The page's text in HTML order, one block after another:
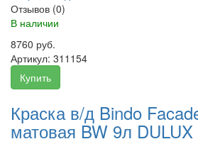
Отзывов (0)
В наличии
8760 руб.
Артикул: 311154
Купить
Краска в/д Bindo
матовая BW 9л DULUX